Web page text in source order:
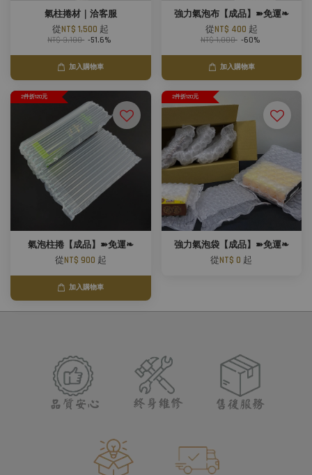
氣柱捲材｜洽客服
從NT$ 1,500 起
NT$ 3,100 -51.6%
加入購物車
強力氣泡布【成品】➽免運❧
從NT$ 400 起
NT$ 1,000 -60%
加入購物車
2件折120元
氣泡柱捲【成品】➽免運❧
從NT$ 900 起
加入購物車
2件折120元
強力氣泡袋【成品】➽免運❧
從NT$ 0 起